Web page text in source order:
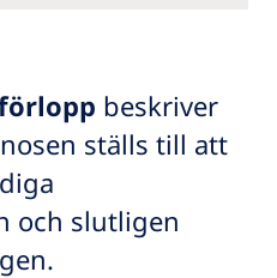
beskriver
ställs till att
och slutligen